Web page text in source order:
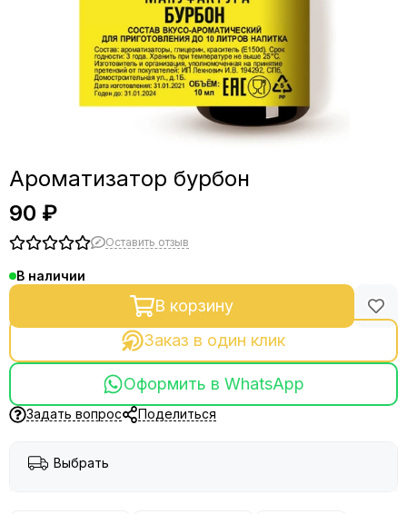
Ароматизатор бурбон
90 ₽
Оставить отзыв
В наличии
В корзину
Заказ в один клик
Оформить в WhatsApp
Задать вопрос Поделиться
Выбрать